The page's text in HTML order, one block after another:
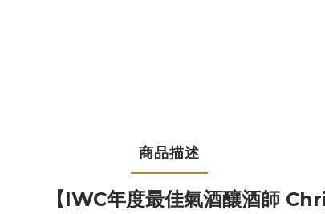
商品描述
【IWC年度最佳氣酒釀酒師